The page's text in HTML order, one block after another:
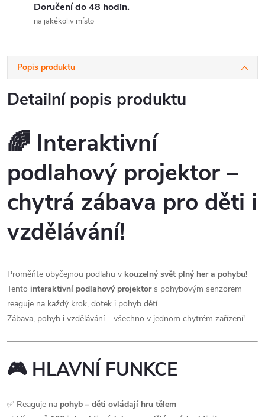
Doručení do 48 hodin.
na jakékoliv místo
Popis produktu
Detailní popis produktu
🌈 Interaktivní
podlahový projektor –
chytrá zábava pro děti i
vzdělávání!
Proměňte obyčejnou podlahu v kouzelný svět plný her a pohybu!
Tento interaktivní podlahový projektors pohybovým senzorem
reaguje na každý krok, dotek i pohyb dětí.
Zábava, pohyb i vzdělávání – všechno v jednom chytrém zařízení!
🎮 HLAVNÍ FUNKCE
✅ Reaguje na pohyb – děti ovládají hru tělem